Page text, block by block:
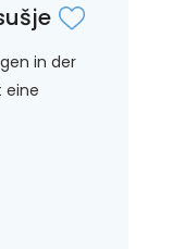
in der
eine